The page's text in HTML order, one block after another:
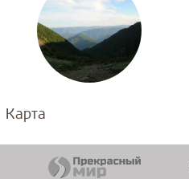
Карта